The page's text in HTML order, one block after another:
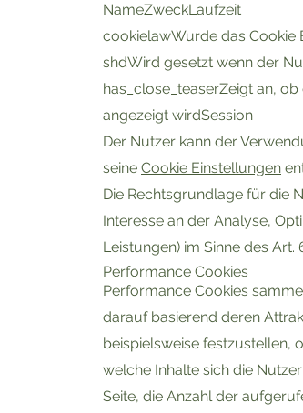
NameZweckLaufzeit
cookielawWurde das Cookie
shdWird gesetzt wenn der
has_close_teaserZeigt an,
angezeigt wirdSession
Der Nutzer kann der
seine Cookie Einstellungen
Die Rechtsgrundlage für die
Interesse an der Analyse,
Leistungen) im Sinne des Art.
Performance Cookies
Performance Cookies
darauf basierend deren
beispielsweise festzustellen,
welche Inhalte sich die
Seite, die Anzahl der